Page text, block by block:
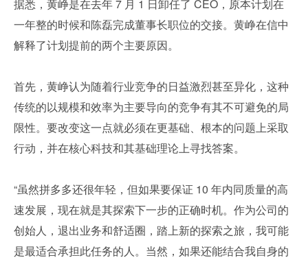
据悉，黄峥是在去年 7 月 1 日卸任了 CEO，原本计划在
一年整的时候和陈磊完成董事长职位的交接。黄峥在信中
解释了计划提前的两个主要原因。
首先，黄峥认为随着行业竞争的日益激烈甚至异化，这种
传统的以规模和效率为主要导向的竞争有其不可避免的局
限性。要改变这一点就必须在更基础、根本的问题上采取
行动，并在核心科技和其基础理论上寻找答案。
“虽然拼多多还很年轻，但如果要保证 10 年内同质量的高
速发展，现在就是其探索下一步的正确时机。作为公司的
创始人，退出业务和舒适圈，踏上新的探索之旅，我可能
是最适合承担此任务的人。当然，如果还能结合我自身的